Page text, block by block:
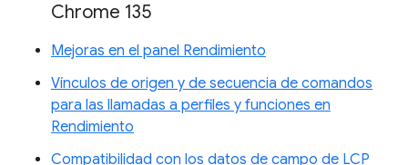
Chrome 135
Mejoras en el panel Rendimiento
Vínculos de origen y de secuencia de comandos
para las llamadas a perfiles y funciones en
Rendimiento
Compatibilidad con los datos de campo de LCP